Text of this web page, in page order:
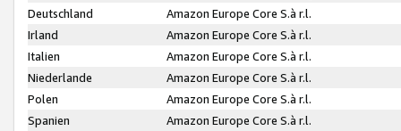
Deutschland
Amazon Europe Core S.à r.l.
Irland
Amazon Europe Core S.à r.l.
Italien
Amazon Europe Core S.à r.l.
Niederlande
Amazon Europe Core S.à r.l.
Polen
Amazon Europe Core S.à r.l.
Spanien
Amazon Europe Core S.à r.l.